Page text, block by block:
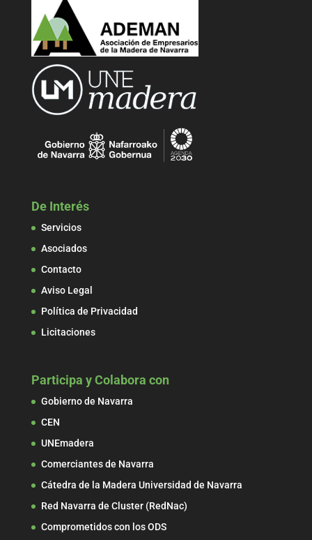
De Interés
Servicios
Asociados
Contacto
Aviso Legal
Política de Privacidad
Licitaciones
Participa y Colabora con
Gobierno de Navarra
CEN
UNEmadera
Comerciantes de Navarra
Cátedra de la Madera Universidad de Navarra
Red Navarra de Cluster (RedNac)
Comprometidos con los ODS